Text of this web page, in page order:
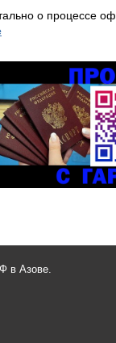
о процессе
в Азове.